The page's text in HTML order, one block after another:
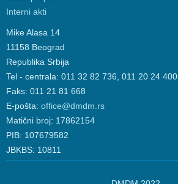
Interni akti
Mike Alasa 14
11158 Beograd
Republika Srbija
Tel - centrala: 011 32 82 736, 011 20 24 400
Faks: 011 21 81 668
E-pošta: office@dmdm.rs
Matični broj: 17862154
PIB: 107679582
JBKBS: 10811